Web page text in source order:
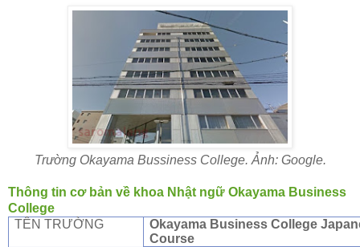
Trường Okayama Bussiness College. Ảnh: Google.
Thông tin cơ bản về khoa Nhật ngữ Okayama Business
College
TÊN TRƯỜNG
Okayama Business College
Course